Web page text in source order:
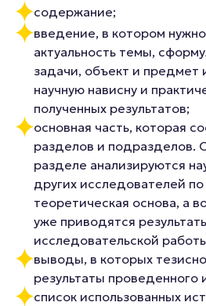
содержание;
введение, в котором
актуальность темы,
задачи, объект и предмет
научную нависну и
полученных результатов;
основная часть, которая
разделов и подразделов.
разделе анализируются
других исследователей
теоретическая основа, а
уже приводятся
исследовательской
выводы, в которых
результаты проведенного
список использованных